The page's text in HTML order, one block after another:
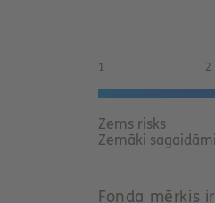
1 2
Zems risks
Zemāki
Fonda mērķis